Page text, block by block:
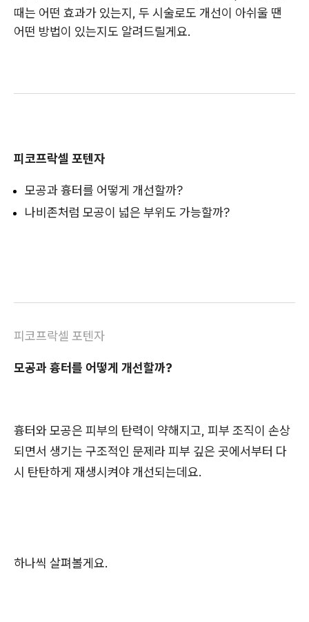
때는 어떤 효과가 있는지, 두 시술로도 개선이 아쉬울 땐
어떤 방법이 있는지도 알려드릴게요.
피코프락셀 포텐자
모공과 흉터를 어떻게 개선할까?
나비존처럼 모공이 넓은 부위도 가능할까?
피코프락셀 포텐자
모공과 흉터를 어떻게 개선할까?
흉터와 모공은 피부의 탄력이 약해지고, 피부 조직이 손상
되면서 생기는 구조적인 문제라 피부 깊은 곳에서부터 다
시 탄탄하게 재생시켜야 개선되는데요.
하나씩 살펴볼게요.